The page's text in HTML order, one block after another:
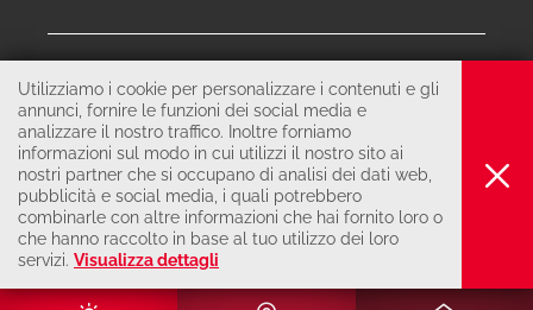
CHIAMARE
© 2026 Cooperativa di comunità martello 3B
COLOPHON
PRIVACY & COOKIES
produced by
Utilizziamo i cookie per personalizzare i contenuti e gli
annunci, fornire le funzioni dei social media e
analizzare il nostro traffico. Inoltre forniamo
informazioni sul modo in cui utilizzi il nostro sito ai
nostri partner che si occupano di analisi dei dati web,
pubblicità e social media, i quali potrebbero
combinarle con altre informazioni che hai fornito loro o
che hanno raccolto in base al tuo utilizzo dei loro
servizi. Visualizza dettagli